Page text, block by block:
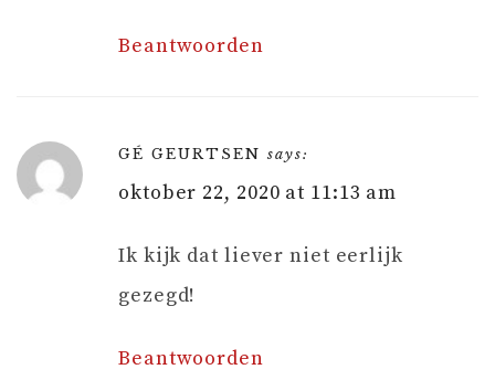
Beantwoorden
GÉ GEURTSEN says:
oktober 22, 2020 at 11:13 am
Ik kijk dat liever niet eerlijk
gezegd!
Beantwoorden